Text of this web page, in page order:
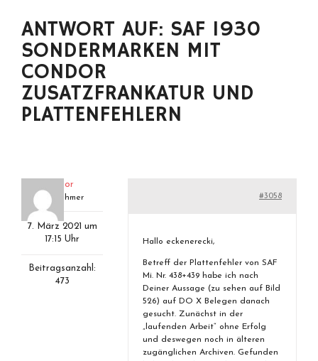
ANTWORT AUF: SAF 1930
SONDERMARKEN MIT
CONDOR
ZUSATZFRANKATUR UND
PLATTENFEHLERN
aviator
Teilnehmer
7. März 2021 um
17:15 Uhr
Beitragsanzahl:
473
#3058
Hallo eckenerecki,
Betreff der Plattenfehler von SAF
Mi. Nr. 438+439 habe ich nach
Deiner Aussage (zu sehen auf Bild
526) auf DO X Belegen danach
gesucht. Zunächst in der
„laufenden Arbeit“ ohne Erfolg
und deswegen noch in älteren
zugänglichen Archiven. Gefunden